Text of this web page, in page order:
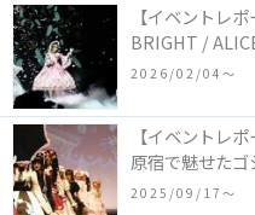
【イベントレ
BRIGHT /
COLLECTION in
2026/02/04〜
【イベントレ
原宿で魅せた
2025/09/17〜